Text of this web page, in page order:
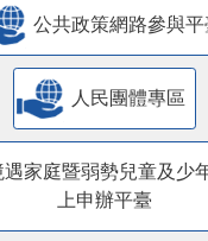
公共政策網路參與平
人民團體專區
遇家庭暨弱勢兒童及少
上申辦平臺